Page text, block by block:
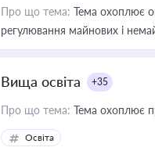
Про що тема: Тема охоплює
регулювання майнових і
Вища освіта +35
Про що тема: Тема охоплює
Освіта